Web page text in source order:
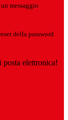
messaggio
della password
elettronica!